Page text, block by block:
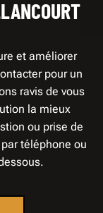
et améliorer
pour un
ravis de vous
la mieux
ou prise de
téléphone ou